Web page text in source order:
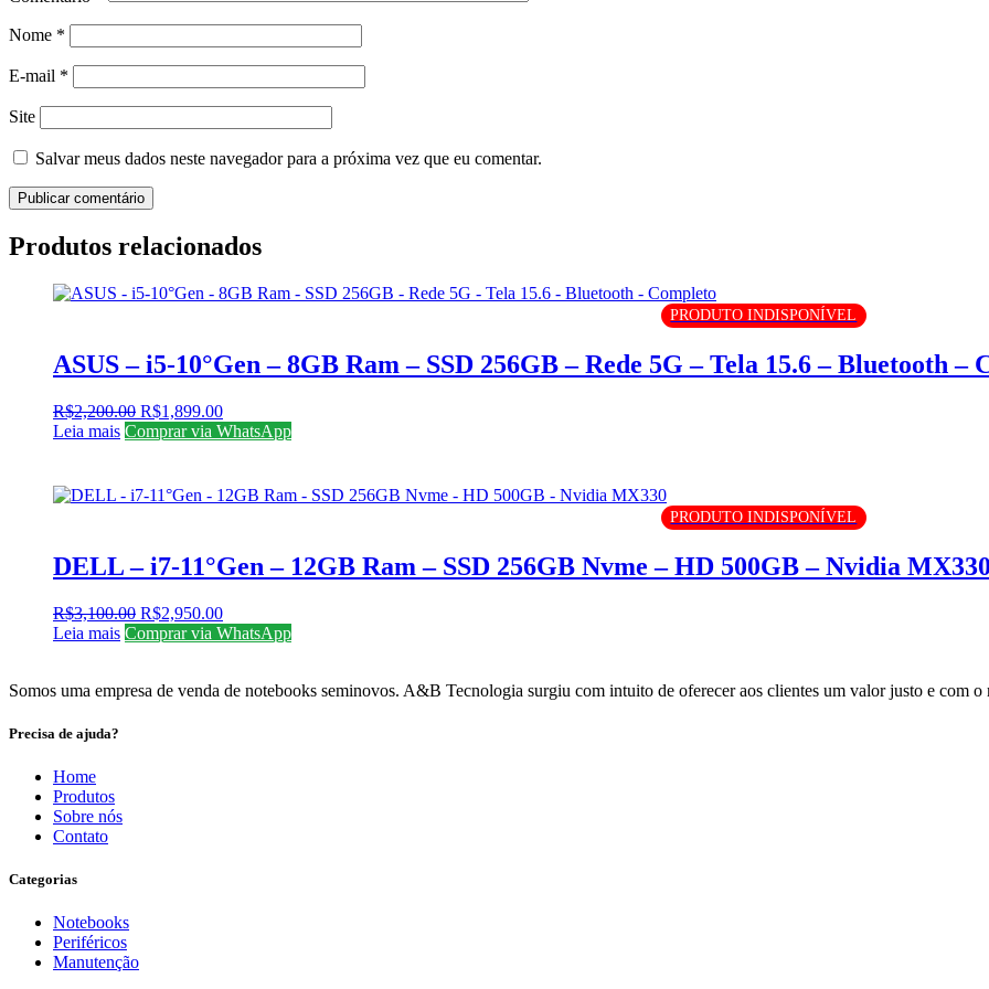
Nome *
E-mail *
Site
Salvar meus dados neste navegador para a próxima vez que eu comentar.
Produtos relacionados
PRODUTO INDISPONÍVEL
ASUS – i5-10°Gen – 8GB Ram – SSD 256GB – Rede 5G – Tela 15.6 – Bluetooth –
R$2,200.00 O
preço
R$2,200.00.
R$1,899.00O
preço
R$1,899.00.
Leia mais Comprar via WhatsApp
PRODUTO INDISPONÍVEL
DELL – i7-11°Gen – 12GB Ram – SSD 256GB Nvme – HD 500GB – Nvidia MX330
R$3,100.00 O
preço
R$3,100.00.
R$2,950.00O
preço
R$2,950.00.
Leia mais Comprar via WhatsApp
Somos uma empresa de venda de notebooks seminovos. A&B Tecnologia surgiu com intuito de oferecer aos clientes um valor justo e com
Precisa de ajuda?
Home
Produtos
Sobre nós
Contato
Categorias
Notebooks
Periféricos
Manutenção